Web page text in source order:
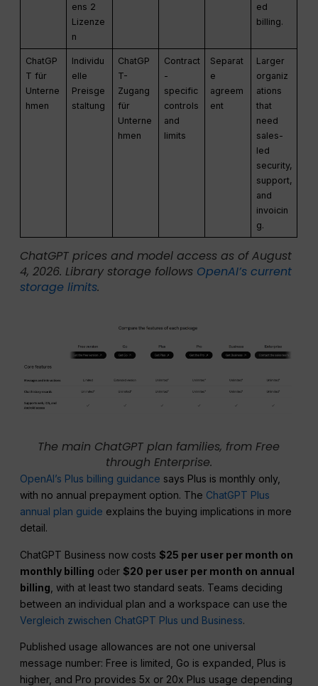
ens 2
Lizenze
n
ed
billing.
ChatGP
T für
Unterne
hmen
Individu
elle
Preisge
staltung
ChatGP
T-
Zugang
für
Unterne
hmen
Contract
-
specific
controls
and
limits
Separat
e
agreem
ent
Larger
organiz
ations
that
need
sales-
led
security,
support,
and
invoicin
g.
ChatGPT prices and model access as of August
4, 2026. Library storage follows OpenAI’s current
storage limits.
The main ChatGPT plan families, from Free
through Enterprise.
OpenAI’s Plus billing guidance says Plus is monthly only,
with no annual prepayment option. The ChatGPT Plus
annual plan guide explains the buying implications in more
detail.
ChatGPT Business now costs$25 per user per month on
monthly billing oder$20 per user per month on annual
billing , with at least two standard seats. Teams deciding
between an individual plan and a workspace can use the
Vergleich zwischen ChatGPT Plus und Business.
Published usage allowances are not one universal
message number: Free is limited, Go is expanded, Plus is
higher, and Pro provides 5x or 20x Plus usage depending